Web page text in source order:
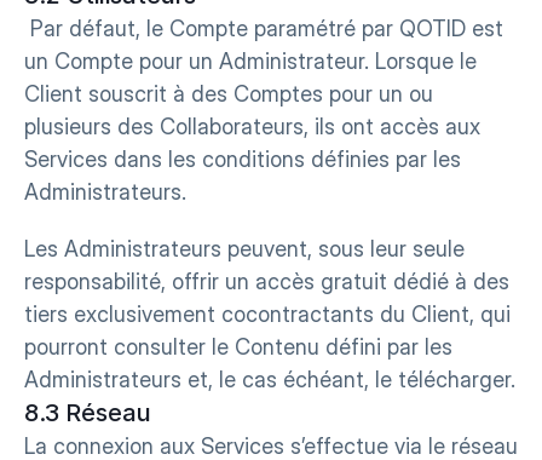
Par défaut, le Compte paramétré par QOTID est
un Compte pour un Administrateur. Lorsque le
Client souscrit à des Comptes pour un ou
plusieurs des Collaborateurs, ils ont accès aux
Services dans les conditions définies par les
Administrateurs.
Les Administrateurs peuvent, sous leur seule
responsabilité, offrir un accès gratuit dédié à des
tiers exclusivement cocontractants du Client, qui
pourront consulter le Contenu défini par les
Administrateurs et, le cas échéant, le télécharger.
8.3 Réseau
La connexion aux Services s’effectue via le réseau